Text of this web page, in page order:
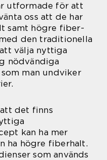
utformade för att
oss att de har
samt högre fiber-
den traditionella
välja nyttiga
nödvändiga
man undviker
det finns
kan ha mer
ha högre fiberhalt.
som används